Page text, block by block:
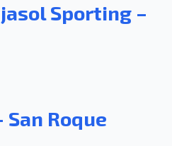
Sporting –
Roque